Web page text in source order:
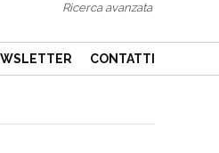
Ricerca avanzata
CONTATTI